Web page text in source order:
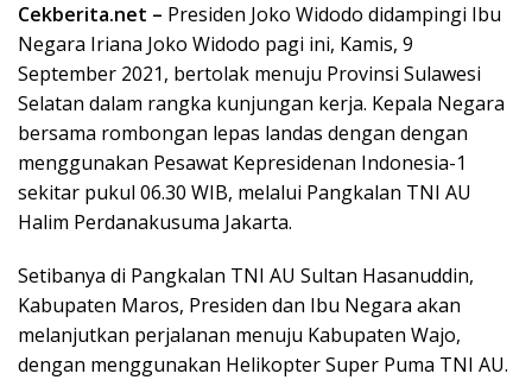
e
b
o
o
k
ss
e
n
g
er
at
s
A
p
p
e ai
l
itt
er
p
y
Li
n
k
ar
e
Cekberita.net – Presiden Joko Widodo didampingi Ibu
Negara Iriana Joko Widodo pagi ini, Kamis, 9
September 2021, bertolak menuju Provinsi Sulawesi
Selatan dalam rangka kunjungan kerja. Kepala Negara
bersama rombongan lepas landas dengan dengan
menggunakan Pesawat Kepresidenan Indonesia-1
sekitar pukul 06.30 WIB, melalui Pangkalan TNI AU
Halim Perdanakusuma Jakarta.
Setibanya di Pangkalan TNI AU Sultan Hasanuddin,
Kabupaten Maros, Presiden dan Ibu Negara akan
melanjutkan perjalanan menuju Kabupaten Wajo,
dengan menggunakan Helikopter Super Puma TNI AU.